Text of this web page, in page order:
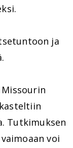
ja
Tutkimuksen
voi